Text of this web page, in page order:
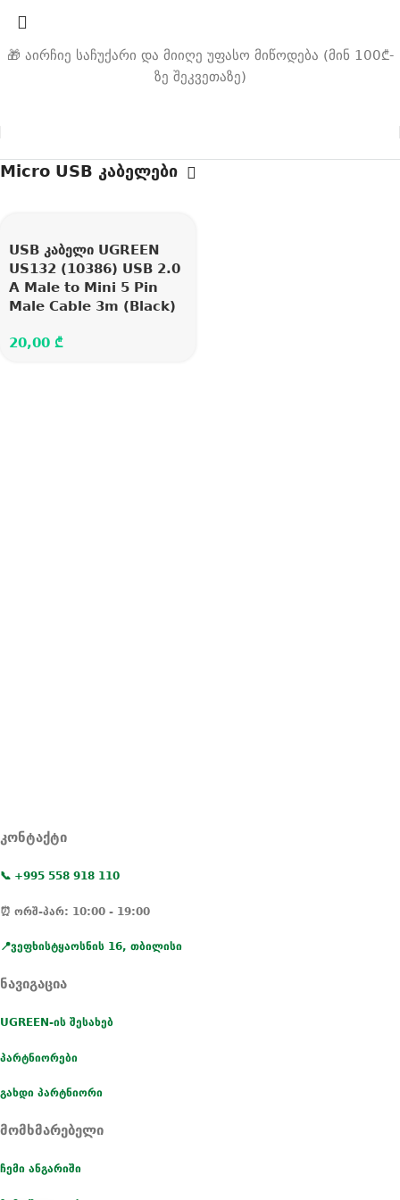
🎁 აირჩიე საჩუქარი და მიიღე უფასო მიწოდება (მინ 100₾-
ზე შეკვეთაზე)
Micro USB კაბელები
USB კაბელი UGREEN
US132 (10386) USB 2.0
A Male to Mini 5 Pin
Male Cable 3m (Black)
20,00 ₾
კონტაქტი
📞 +995 558 918 110
⏰ ორშ-პარ: 10:00 - 19:00
📍ვეფხისტყაოსნის 16, თბილისი
ნავიგაცია
UGREEN-ის შესახებ
პარტნიორები
გახდი პარტნიორი
მომხმარებელი
ჩემი ანგარიში